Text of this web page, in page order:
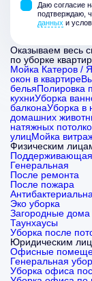
Даю согласие
подтверждаю,
данных и
Оказываем весь
по уборке
Мойка Катеров /
окон в квартире
бельяПолировка
кухниУборка
балконаУборка в
домашних
натяжных
улицМойка
Физическим
Поддерживающая
Генеральная
После ремонта
После пожара
Эко уборка
Загородные дома
Таунхаусы
Уборка после
Юридическим
Офисные
Генеральная
Уборка офиса